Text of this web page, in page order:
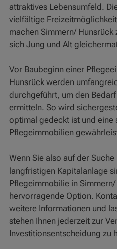
attraktives Lebensumfeld.
vielfältige
machen Simmern/
sich Jung und Alt
Vor Baubeginn einer
Hunsrück werden
durchgeführt, um den
ermitteln. So wird
optimal gedeckt ist und eine
Pflegeimmobilien
Wenn Sie also auf der
langfristigen Kapitalanlage
Pflegeimmobilie in
hervorragende Option.
weitere Informationen und
stehen Ihnen jederzeit zur
Investitionsentscheidung zu